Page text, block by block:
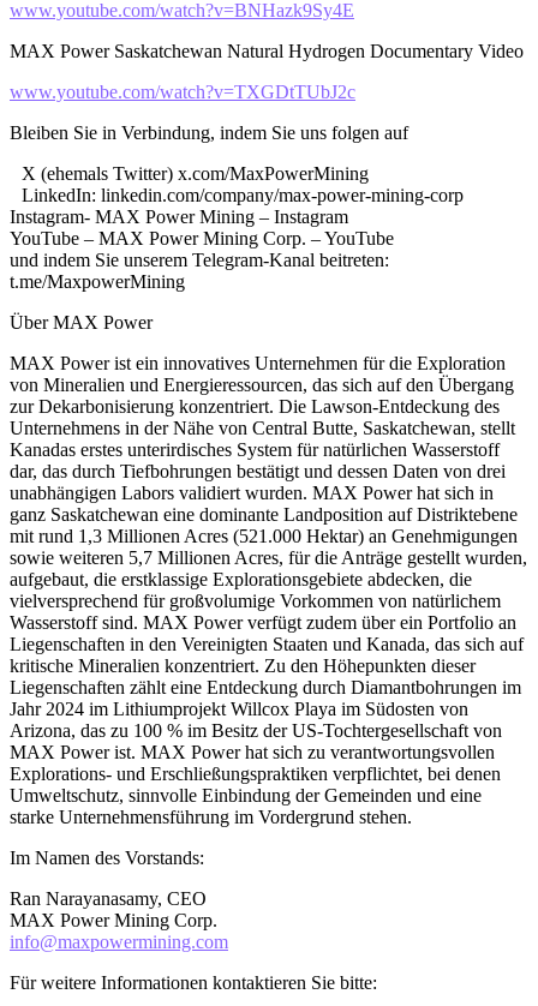
www.youtube.com/watch?v=BNHazk9Sy4E
MAX Power Saskatchewan Natural Hydrogen Documentary Video
www.youtube.com/watch?v=TXGDtTUbJ2c
Bleiben Sie in Verbindung, indem Sie uns folgen auf
X (ehemals Twitter) x.com/MaxPowerMining
LinkedIn: linkedin.com/company/max-power-mining-corp
Instagram- MAX Power Mining – Instagram
YouTube – MAX Power Mining Corp. – YouTube
und indem Sie unserem Telegram-Kanal beitreten:
t.me/MaxpowerMining
Über MAX Power
MAX Power ist ein innovatives Unternehmen für die Exploration
von Mineralien und Energieressourcen, das sich auf den Übergang
zur Dekarbonisierung konzentriert. Die Lawson-Entdeckung des
Unternehmens in der Nähe von Central Butte, Saskatchewan, stellt
Kanadas erstes unterirdisches System für natürlichen Wasserstoff
dar, das durch Tiefbohrungen bestätigt und dessen Daten von drei
unabhängigen Labors validiert wurden. MAX Power hat sich in
ganz Saskatchewan eine dominante Landposition auf Distriktebene
mit rund 1,3 Millionen Acres (521.000 Hektar) an Genehmigungen
sowie weiteren 5,7 Millionen Acres, für die Anträge gestellt wurden,
aufgebaut, die erstklassige Explorationsgebiete abdecken, die
vielversprechend für großvolumige Vorkommen von natürlichem
Wasserstoff sind. MAX Power verfügt zudem über ein Portfolio an
Liegenschaften in den Vereinigten Staaten und Kanada, das sich auf
kritische Mineralien konzentriert. Zu den Höhepunkten dieser
Liegenschaften zählt eine Entdeckung durch Diamantbohrungen im
Jahr 2024 im Lithiumprojekt Willcox Playa im Südosten von
Arizona, das zu 100 % im Besitz der US-Tochtergesellschaft von
MAX Power ist. MAX Power hat sich zu verantwortungsvollen
Explorations- und Erschließungspraktiken verpflichtet, bei denen
Umweltschutz, sinnvolle Einbindung der Gemeinden und eine
starke Unternehmensführung im Vordergrund stehen.
Im Namen des Vorstands:
Ran Narayanasamy, CEO
MAX Power Mining Corp.
info@maxpowermining.com
Für weitere Informationen kontaktieren Sie bitte: